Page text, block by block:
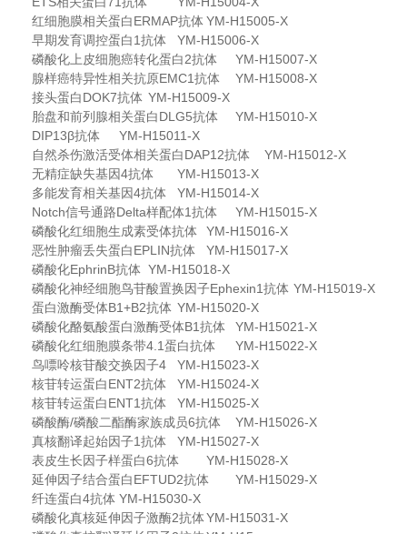
红细胞膜相关蛋白ERMAP抗体YM-H15005-X
早期发育调控蛋白1抗体
YM-H15006-X
磷酸化上皮细胞癌转化蛋白2抗体
YM-H15007-X
腺样癌特异性相关抗原EMC1抗体
YM-H15008-X
接头蛋白DOK7抗体 YM-H15009-X
胎盘和前列腺相关蛋白DLG5抗体
YM-H15010-X
DIP13β抗体
YM-H15011-X
自然杀伤激活受体相关蛋白DAP12抗体
YM-H15012-X
无精症缺失基因4抗体
YM-H15013-X
多能发育相关基因4抗体
YM-H15014-X
Notch信号通路Delta样配体1抗体
YM-H15015-X
磷酸化红细胞生成素受体抗体
YM-H15016-X
恶性肿瘤丢失蛋白EPLIN抗体
YM-H15017-X
磷酸化EphrinB抗体 YM-H15018-X
磷酸化神经细胞鸟苷酸置换因子Ephexin1抗体 YM-H15019-X
蛋白激酶受体B1+B2抗体 YM-H15020-X
磷酸化酪氨酸蛋白激酶受体B1抗体
YM-H15021-X
磷酸化红细胞膜条带4.1蛋白抗体
YM-H15022-X
鸟嘌呤核苷酸交换因子4
YM-H15023-X
核苷转运蛋白ENT2抗体
YM-H15024-X
核苷转运蛋白ENT1抗体
YM-H15025-X
磷酸酶/磷酸二酯酶家族成员6抗体
YM-H15026-X
真核翻译起始因子1抗体
YM-H15027-X
表皮生长因子样蛋白6抗体
YM-H15028-X
延伸因子结合蛋白EFTUD2抗体
YM-H15029-X
纤连蛋白4抗体 YM-H15030-X
磷酸化真核延伸因子激酶2抗体YM-H15031-X